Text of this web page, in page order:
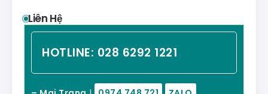
Liên Hệ
HOTLINE: 028 6292 1221